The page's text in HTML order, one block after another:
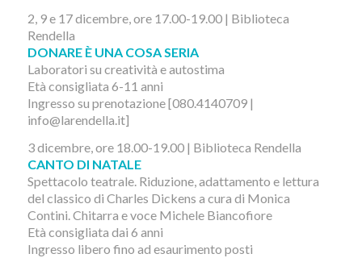
2, 9 e 17 dicembre, ore 17.00-19.00 | Biblioteca
Rendella
DONARE È UNA COSA SERIA
Laboratori su creatività e autostima
Età consigliata 6-11 anni
Ingresso su prenotazione [080.4140709 |
info@larendella.it]
3 dicembre, ore 18.00-19.00 | Biblioteca Rendella
CANTO DI NATALE
Spettacolo teatrale. Riduzione, adattamento e lettura
del classico di Charles Dickens a cura di Monica
Contini. Chitarra e voce Michele Biancofiore
Età consigliata dai 6 anni
Ingresso libero fino ad esaurimento posti